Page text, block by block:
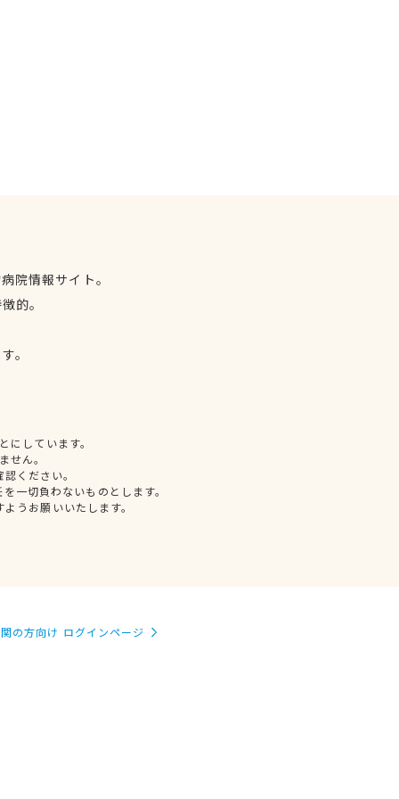
院情報サイト。
的。
。
しています。
せん。
ください。
一切負わないものとします。
うお願いいたします。
の方向け ログインページ